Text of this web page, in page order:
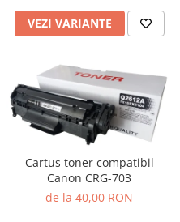
VEZI VARIANTE
Cartus toner compatibil
Canon CRG-703
de la 40,00 RON